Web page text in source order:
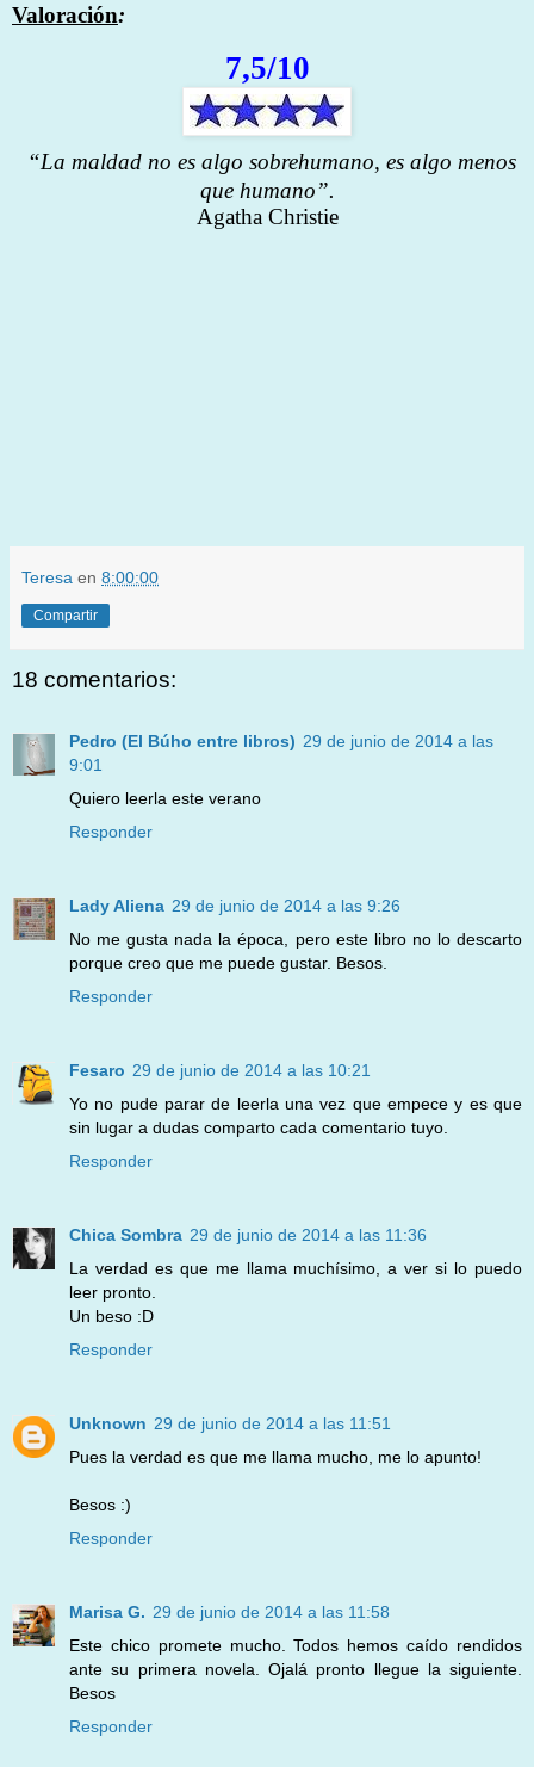
Valoración:
7,5/10
“La maldad no es algo sobrehumano, es algo menos
que humano”.
Agatha Christie
Teresa en 8:00:00
Compartir
18 comentarios:
Pedro (El Búho entre libros) 29 de junio de 2014 a las
9:01
Quiero leerla este verano
Responder
Lady Aliena 29 de junio de 2014 a las 9:26
No me gusta nada la época, pero este libro no lo descarto
porque creo que me puede gustar. Besos.
Responder
Fesaro 29 de junio de 2014 a las 10:21
Yo no pude parar de leerla una vez que empece y es que
sin lugar a dudas comparto cada comentario tuyo.
Responder
Chica Sombra 29 de junio de 2014 a las 11:36
La verdad es que me llama muchísimo, a ver si lo puedo
leer pronto.
Un beso :D
Responder
Unknown 29 de junio de 2014 a las 11:51
Pues la verdad es que me llama mucho, me lo apunto!
Besos :)
Responder
Marisa G. 29 de junio de 2014 a las 11:58
Este chico promete mucho. Todos hemos caído rendidos
ante su primera novela. Ojalá pronto llegue la siguiente.
Besos
Responder